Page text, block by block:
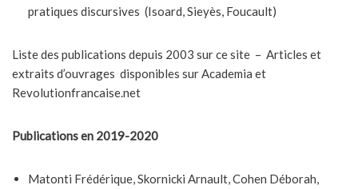
pratiques discursives (Isoard, Sieyès, Foucault)
Liste des publications depuis 2003 sur ce site – Articles et
extraits d’ouvrages disponibles sur Academia et
Revolutionfrancaise.net
Publications en 2019-2020
Matonti Frédérique, Skornicki Arnault, Cohen Déborah,